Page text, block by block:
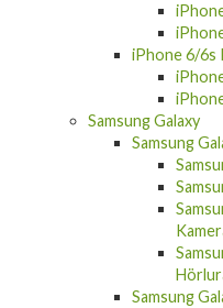
iPhone 6/6s
Samsung Galaxy
Samsung
Samsung